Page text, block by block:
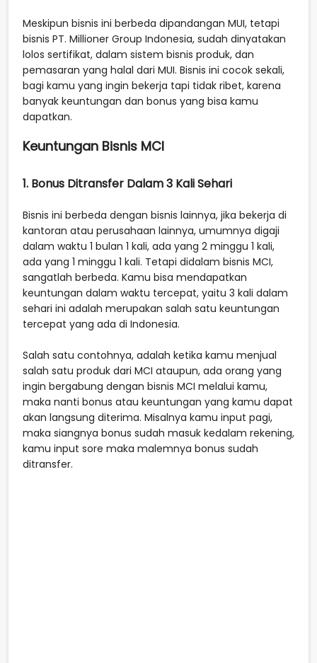
Meskipun bisnis ini berbeda dipandangan MUI, tetapi
bisnis PT. Millioner Group Indonesia, sudah dinyatakan
lolos sertifikat, dalam sistem bisnis produk, dan
pemasaran yang halal dari MUI. Bisnis ini cocok sekali,
bagi kamu yang ingin bekerja tapi tidak ribet, karena
banyak keuntungan dan bonus yang bisa kamu
dapatkan.
Keuntungan Bisnis MCI
1. Bonus Ditransfer Dalam 3 Kali Sehari
Bisnis ini berbeda dengan bisnis lainnya, jika bekerja di
kantoran atau perusahaan lainnya, umumnya digaji
dalam waktu 1 bulan 1 kali, ada yang 2 minggu 1 kali,
ada yang 1 minggu 1 kali. Tetapi didalam bisnis MCI,
sangatlah berbeda. Kamu bisa mendapatkan
keuntungan dalam waktu tercepat, yaitu 3 kali dalam
sehari ini adalah merupakan salah satu keuntungan
tercepat yang ada di Indonesia.
Salah satu contohnya, adalah ketika kamu menjual
salah satu produk dari MCI ataupun, ada orang yang
ingin bergabung dengan bisnis MCI melalui kamu,
maka nanti bonus atau keuntungan yang kamu dapat
akan langsung diterima. Misalnya kamu input pagi,
maka siangnya bonus sudah masuk kedalam rekening,
kamu input sore maka malemnya bonus sudah
ditransfer.